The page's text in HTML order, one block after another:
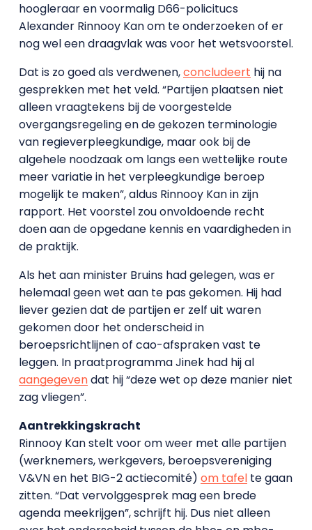
hoogleraar en voormalig D66-policitucs
Alexander Rinnooy Kan om te onderzoeken of er
nog wel een draagvlak was voor het wetsvoorstel.
Dat is zo goed als verdwenen,concludeert hij na
gesprekken met het veld. “Partijen plaatsen niet
alleen vraagtekens bij de voorgestelde
overgangsregeling en de gekozen terminologie
van regieverpleegkundige, maar ook bij de
algehele noodzaak om langs een wettelijke route
meer variatie in het verpleegkundige beroep
mogelijk te maken”, aldus Rinnooy Kan in zijn
rapport. Het voorstel zou onvoldoende recht
doen aan de opgedane kennis en vaardigheden in
de praktijk.
Als het aan minister Bruins had gelegen, was er
helemaal geen wet aan te pas gekomen. Hij had
liever gezien dat de partijen er zelf uit waren
gekomen door het onderscheid in
beroepsrichtlijnen of cao-afspraken vast te
leggen. In praatprogramma Jinek had hij al
aangegevendat hij “deze wet op deze manier niet
zag vliegen”.
Aantrekkingskracht
Rinnooy Kan stelt voor om weer met alle partijen
(werknemers, werkgevers, beroepsvereniging
V&VN en het BIG-2 actiecomité) om tafelte gaan
zitten. “Dat vervolggesprek mag een brede
agenda meekrijgen”, schrijft hij. Dus niet alleen